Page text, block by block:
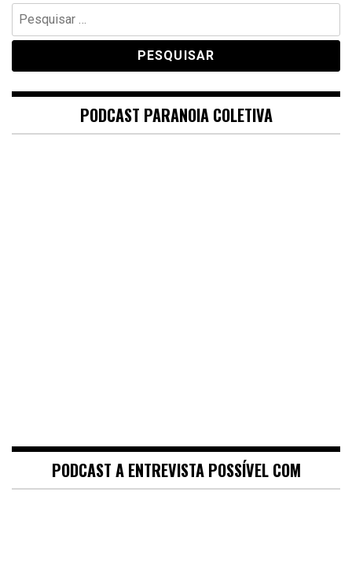
Pesquisar
por:
PODCAST PARANOIA COLETIVA
PODCAST A ENTREVISTA POSSÍVEL COM